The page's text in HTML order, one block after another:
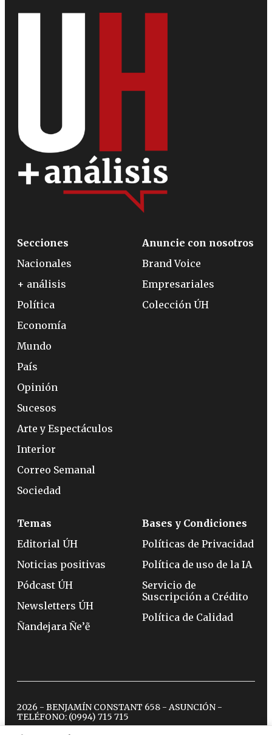
Secciones
Nacionales
+ análisis
Política
Economía
Mundo
País
Opinión
Sucesos
Arte y Espectáculos
Interior
Correo Semanal
Sociedad
Anuncie con nosotros
Brand Voice
Empresariales
Colección ÚH
Temas
Editorial ÚH
Noticias positivas
Pódcast ÚH
Newsletters ÚH
Ñandejara Ñe’ẽ
Bases y Condiciones
Políticas de Privacidad
Política de uso de la IA
Servicio de
Suscripción a Crédito
Política de Calidad
2026 - BENJAMÍN CONSTANT 658 - ASUNCIÓN -
TELÉFONO: (0994) 715 715